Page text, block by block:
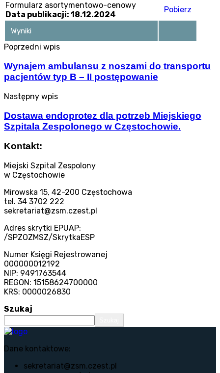
Formularz asortymentowo-cenowy
Data publikacji: 18.12.2024
Pobierz
Wyniki
Poprzedni wpis
Wynajem ambulansu z noszami do transportu
pacjentów typ B – II postępowanie
Następny wpis
Dostawa endoprotez dla potrzeb Miejskiego
Szpitala Zespolonego w Częstochowie.
Kontakt:
Miejski Szpital Zespolony
w Częstochowie
Mirowska 15, 42-200 Częstochowa
tel. 34 3702 222
sekretariat@zsm.czest.pl
Adres skrytki EPUAP:
/SPZOZMSZ/SkrytkaESP
Numer Księgi Rejestrowanej
000000012192
NIP: 9491763544
REGON: 15158624700000
KRS: 0000026830
Szukaj
Dane kontaktowe:
sekretariat@zsm.czest.pl